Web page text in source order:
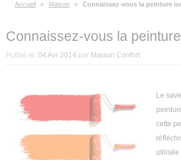
Maison
Energie
Economies d’énergie
Aménagement intérieur
Aménagement extérieur
Accueil » Maison » Connaissez-vous la peinture
Connaissez-vous la
Publié le: 04 Avr 2014 par Maison Confort
Le
cette
utilisée